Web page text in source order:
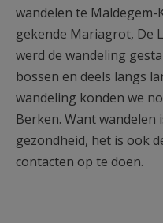
wandelen te Maldegem-
gekende Mariagrot, De
werd de wandeling
bossen en deels langs
wandeling konden we
Berken. Want wandelen
gezondheid, het is ook
contacten op te doen.